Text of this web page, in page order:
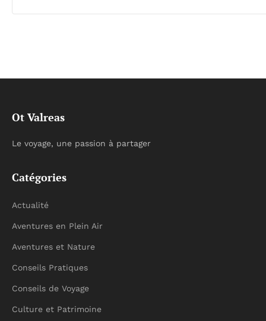
Ot Valreas
Le voyage, une passion à partager
Catégories
Actualité
Aventures en Plein Air
Aventures et Nature
Conseils Pratiques
Conseils de Voyage
Culture et Patrimoine